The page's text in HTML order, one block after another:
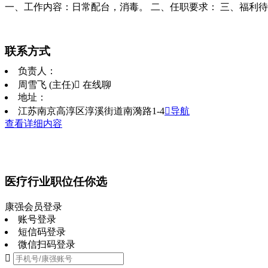
一、工作内容：日常配台，消毒。 二、任职要求： 三、福利
联系方式
负责人：
周雪飞 (主任) 在线聊
地址：
江苏南京高淳区淳溪街道南漪路1-4导航
查看详细内容
医疗行业职位任你选
康强会员登录
账号登录
短信码登录
微信扫码登录
